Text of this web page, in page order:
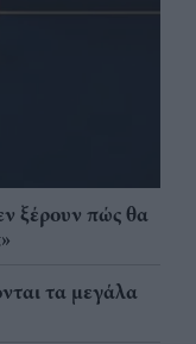
ξέρουν πώς θα
τα μεγάλα